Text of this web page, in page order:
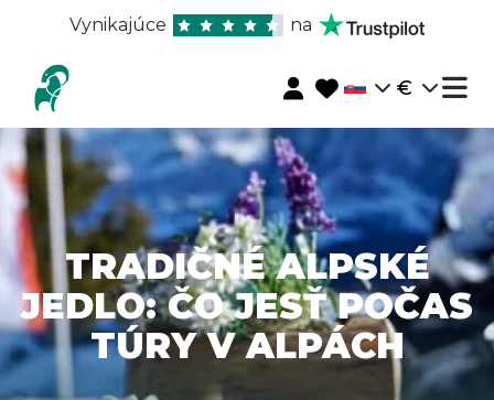
Vynikajúce na
€
TRADIČNÉ ALPSKÉ
JEDLO: ČO JESŤ POČAS
TÚRY V ALPÁCH